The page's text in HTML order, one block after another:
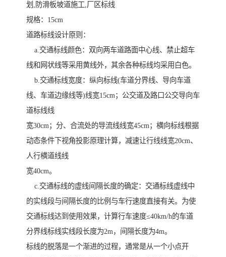
划,防滑板坡道施工,厂区标线
规格：15cm
道路标线设计原则：
a.交通标线颜色：双向两车道路面中心线、禁止超车
线和网状线等采用黄线外，其余各种标线均采用白色。
b.交通标线宽度：纵向标线(车道分界线、导向车道
线、车道边缘线等)线宽15cm；公交道及路口公交导向车
道标线线
宽30cm；分、合流处的导流线线宽45cm；横向标线根据
动态条件下视角投影原理计算，减速让行线线宽20cm、
人行横道线线
宽40cm。
c.交通标线的虚线间隔长度的确定：交通标线虚线中
的实线段与间隔长度的比例与车行速度直接有关。为使
交通标线达到使用效果，计算行车速度≤40km/h的车道
分界线标线实线段长度为2m，间隔长度为4m。
标线的脱落是一个渐进的过程，通常是从一个小点开